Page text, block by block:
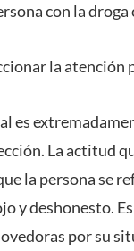
con la
la atención
es
La actitud
la persona se
y deshonesto.
por su